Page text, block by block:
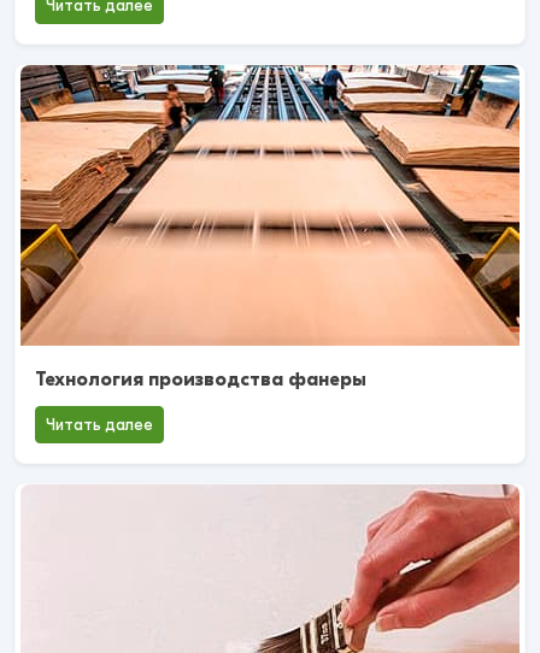
Читать далее
Технология производства фанеры
Читать далее